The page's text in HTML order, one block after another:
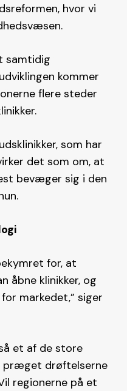
hvor vi
samtidig
kommer
flere steder
som har
det som om, at
bevæger sig i den
for, at
åbne klinikker, og
markedet,” siger
et af de store
præget drøftelserne
regionerne på et